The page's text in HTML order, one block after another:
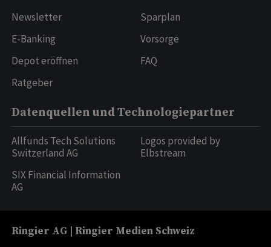
Newsletter
E-Banking
Depot eröffnen
Ratgeber
Sparplan
Vorsorge
FAQ
Datenquellen und Technologiepartner
Allfunds Tech Solutions
Switzerland AG
SIX Financial Information
AG
Logos provided by
Elbstream
Ringier AG | Ringier Medien Schweiz